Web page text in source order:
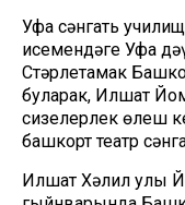
Уфа сәнгать
исемендәге Уфа
Стәрлетамак
буларак, Илшат
сизелерлек өлеш
башкорт театр
Илшат Хәлил улы